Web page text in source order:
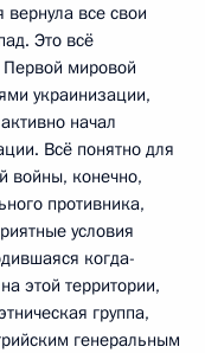
все свои
Это всё
мировой
украинизации,
начал
Всё понятно для
войны, конечно,
противника,
условия
когда-
этой территории,
группа,
генеральным